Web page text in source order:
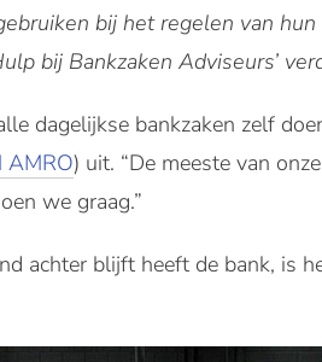
bij het regelen van
bij Bankzaken Adviseurs’
dagelijkse bankzaken zelf
AMRO) uit. “De meeste van
we graag.”
achter blijft heeft de bank, is